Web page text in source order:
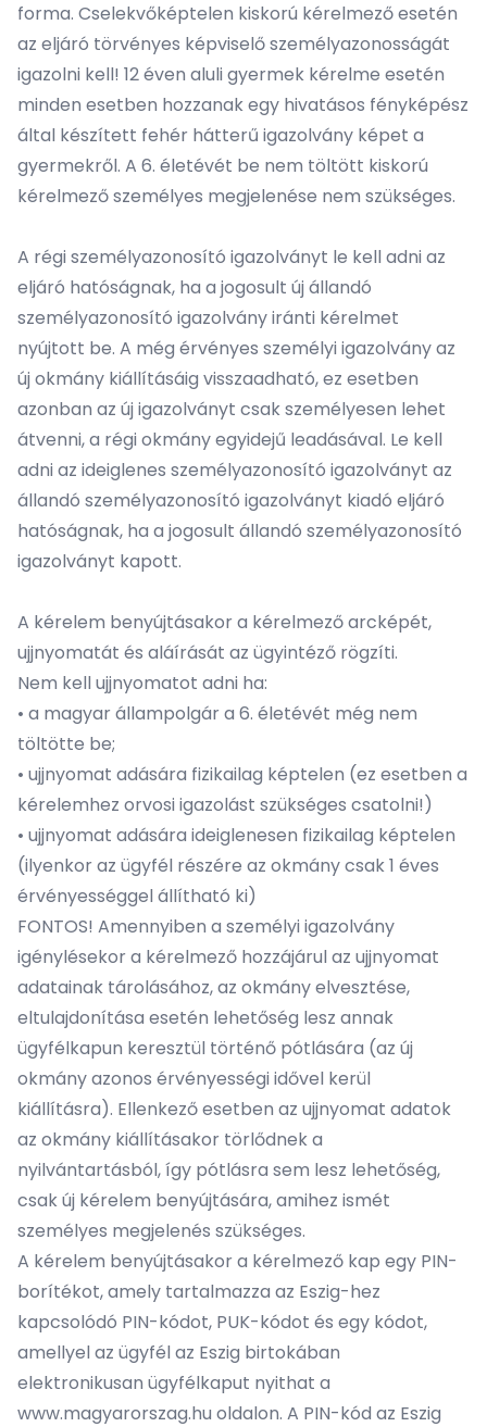
forma. Cselekvőképtelen kiskorú kérelmező esetén
az eljáró törvényes képviselő személyazonosságát
igazolni kell! 12 éven aluli gyermek kérelme esetén
minden esetben hozzanak egy hivatásos fényképész
által készített fehér hátterű igazolvány képet a
gyermekről. A 6. életévét be nem töltött kiskorú
kérelmező személyes megjelenése nem szükséges.
A régi személyazonosító igazolványt le kell adni az
eljáró hatóságnak, ha a jogosult új állandó
személyazonosító igazolvány iránti kérelmet
nyújtott be. A még érvényes személyi igazolvány az
új okmány kiállításáig visszaadható, ez esetben
azonban az új igazolványt csak személyesen lehet
átvenni, a régi okmány egyidejű leadásával. Le kell
adni az ideiglenes személyazonosító igazolványt az
állandó személyazonosító igazolványt kiadó eljáró
hatóságnak, ha a jogosult állandó személyazonosító
igazolványt kapott.
A kérelem benyújtásakor a kérelmező arcképét,
ujjnyomatát és aláírását az ügyintéző rögzíti.
Nem kell ujjnyomatot adni ha:
• a magyar állampolgár a 6. életévét még nem
töltötte be;
• ujjnyomat adására fizikailag képtelen (ez esetben a
kérelemhez orvosi igazolást szükséges csatolni!)
• ujjnyomat adására ideiglenesen fizikailag képtelen
(ilyenkor az ügyfél részére az okmány csak 1 éves
érvényességgel állítható ki)
FONTOS! Amennyiben a személyi igazolvány
igénylésekor a kérelmező hozzájárul az ujjnyomat
adatainak tárolásához, az okmány elvesztése,
eltulajdonítása esetén lehetőség lesz annak
ügyfélkapun keresztül történő pótlására (az új
okmány azonos érvényességi idővel kerül
kiállításra). Ellenkező esetben az ujjnyomat adatok
az okmány kiállításakor törlődnek a
nyilvántartásból, így pótlásra sem lesz lehetőség,
csak új kérelem benyújtására, amihez ismét
személyes megjelenés szükséges.
A kérelem benyújtásakor a kérelmező kap egy PIN-
borítékot, amely tartalmazza az Eszig-hez
kapcsolódó PIN-kódot, PUK-kódot és egy kódot,
amellyel az ügyfél az Eszig birtokában
elektronikusan ügyfélkaput nyithat a
www.magyarorszag.hu oldalon. A PIN-kód az Eszig